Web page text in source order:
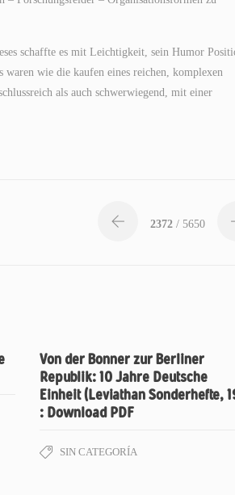
schaffte es mit Leichtigkeit, sein Humor
wie die kaufen eines reichen, komplexen
als auch schwerwiegend, mit einer
2372 / 5650
Von der Bonner zur Berliner
Republik: 10 Jahre Deutsche
Einheit (Leviathan Sonderhefte,
: Download PDF
SIN CATEGORÍA